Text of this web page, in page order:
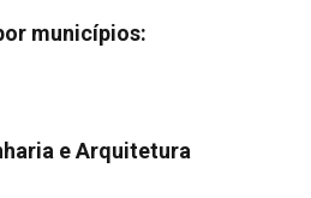
municípios:
e Arquitetura